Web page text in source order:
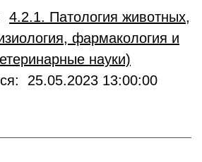
4.2.1. Патология животных,
фармакология и
науки)
25.05.2023 13:00:00